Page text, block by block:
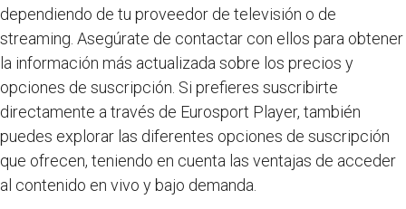
dependiendo de tu proveedor de televisión o de
streaming. Asegúrate de contactar con ellos para obtener
la información más actualizada sobre los precios y
opciones de suscripción. Si prefieres suscribirte
directamente a través de Eurosport Player, también
puedes explorar las diferentes opciones de suscripción
que ofrecen, teniendo en cuenta las ventajas de acceder
al contenido en vivo y bajo demanda.